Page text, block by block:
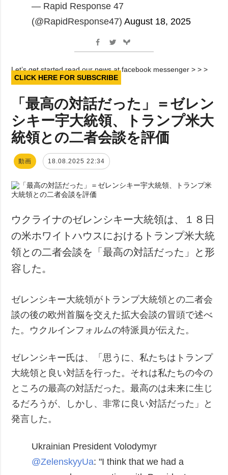
— Rapid Response 47
(@RapidResponse47)August 18, 2025
Let’s get started read our news at facebook messenger > > >
CLICK HERE FOR SUBSCRIBE
「最高の対話だった」＝ゼレン
シキー宇大統領、トランプ米大
統領との二者会談を評価
動画 18.08.2025 22:34
ウクライナのゼレンシキー大統領は、１８日
の米ホワイトハウスにおけるトランプ米大統
領との二者会談を「最高の対話だった」と形
容した。
ゼレンシキー大統領がトランプ大統領との二者会
談の後の欧州首脳を交えた拡大会談の冒頭で述べ
た。ウクルインフォルムの特派員が伝えた。
ゼレンシキー氏は、「思うに、私たちはトランプ
大統領と良い対話を行った。それは私たちの今の
ところの最高の対話だった。最高のは未来に生じ
るだろうが、しかし、非常に良い対話だった」と
発言した。
Ukrainian President Volodymyr
@ZelenskyyUa: "I think that we had a